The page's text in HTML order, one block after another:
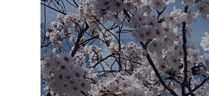
んででん
: 天神祭
admin
エレベーター広告とか
言うのか何なのか
2026.04.10